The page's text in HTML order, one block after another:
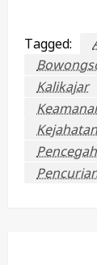
Tagged:
Kalikajar